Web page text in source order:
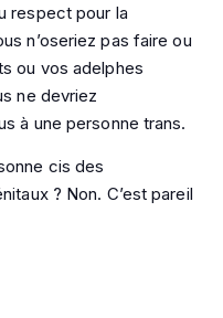
respect pour la
n’oseriez pas faire ou
ou vos adelphes
ne devriez
à une personne trans.
cis des
? Non. C’est pareil